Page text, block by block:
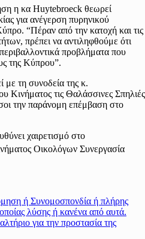
η κα Huytebroeck θεωρεί
για ανέγερση πυρηνικού
“Πέραν από την κατοχή και τις
πρέπει να αντιληφθούμε ότι
προβλήματα που
της Κύπρου”.
με τη συνοδεία της κ.
Κινήματος τις Θαλάσσινες Σπηλιές
την παράνομη επέμβαση στο
χαιρετισμό στο
Οικολόγων Συνεργασία
ή Συνομοσπονδία ή πλήρης
λύσης ή κανένα από αυτά.
για την προστασία της